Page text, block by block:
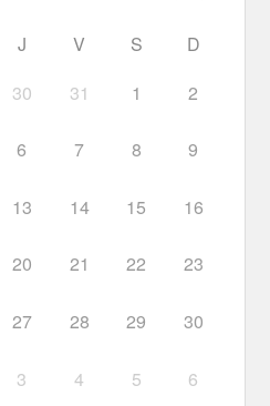
J V S
D
30 31 1 2
6 7 8 9
13 14 15 16
20 21 22 23
27 28 29 30
3 4 5 6